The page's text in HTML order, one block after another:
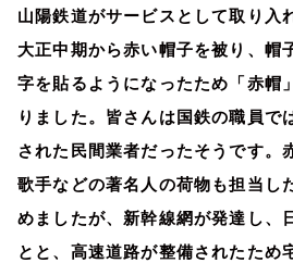
山陽鉄道がサービスとして取り入
大正中期から赤い帽子を被り、帽
字を貼るようになったため「赤帽
りました。皆さんは国鉄の職員で
された民間業者だったそうです。
歌手などの著名人の荷物も担当し
めましたが、新幹線網が発達し、
とと、高速道路が整備されたため